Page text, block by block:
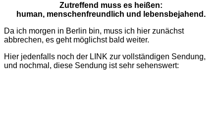
Zutreffend muss es heißen:
human, menschenfreundlich und lebensbejahend.
Da ich morgen in Berlin bin, muss ich hier zunächst
abbrechen, es geht möglichst bald weiter.
Hier jedenfalls noch der LINK zur vollständigen Sendung,
und nochmal, diese Sendung ist sehr sehenswert: